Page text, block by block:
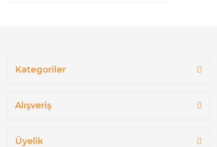
Kategoriler
Alışveriş
Üyelik